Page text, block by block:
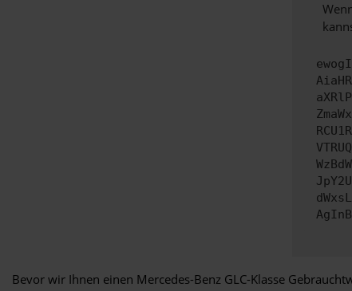
Bevor wir Ihnen einen Mercedes-Benz GLC-Klasse